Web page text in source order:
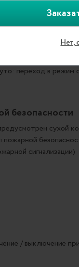
Нет,
выключение
переход в режим
безопасности
сухой
сигнализации)
/ выключение